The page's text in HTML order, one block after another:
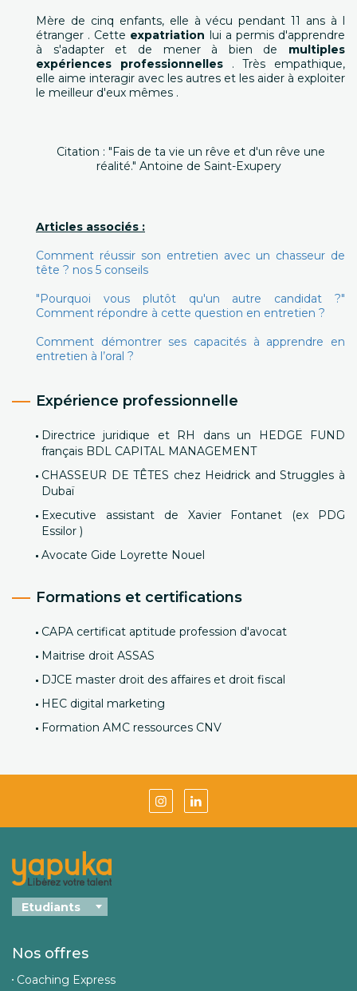
Mère de cinq enfants, elle à vécu pendant 11 ans à l
étranger . Cette expatriation lui a permis d'apprendre
à s'adapter et de mener à bien de multiples
expériences professionnelles. Très empathique,
elle aime interagir avec les autres et les aider à exploiter
le meilleur d'eux mêmes .
Citation : "Fais de ta vie un rêve et d'un rêve une
réalité." Antoine de Saint-Exupery
Articles associés :
Comment réussir son entretien avec un chasseur de
tête ? nos 5 conseils
"Pourquoi vous plutôt qu'un autre candidat ?"
Comment répondre à cette question en entretien ?
Comment démontrer ses capacités à apprendre en
entretien à l’oral ?
Expérience professionnelle
Directrice juridique et RH dans un HEDGE FUND
français BDL CAPITAL MANAGEMENT
CHASSEUR DE TÊTES chez Heidrick and Struggles à
Dubaï
Executive assistant de Xavier Fontanet (ex PDG
Essilor )
Avocate Gide Loyrette Nouel
Formations et certifications
CAPA certificat aptitude profession d'avocat
Maitrise droit ASSAS
DJCE master droit des affaires et droit fiscal
HEC digital marketing
Formation AMC ressources CNV
Nos offres
Coaching Express